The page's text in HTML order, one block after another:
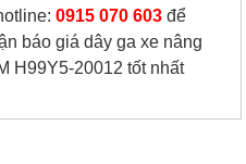
0915 070 603 để
báo giá dây ga xe nâng
H99Y5-20012 tốt nhất